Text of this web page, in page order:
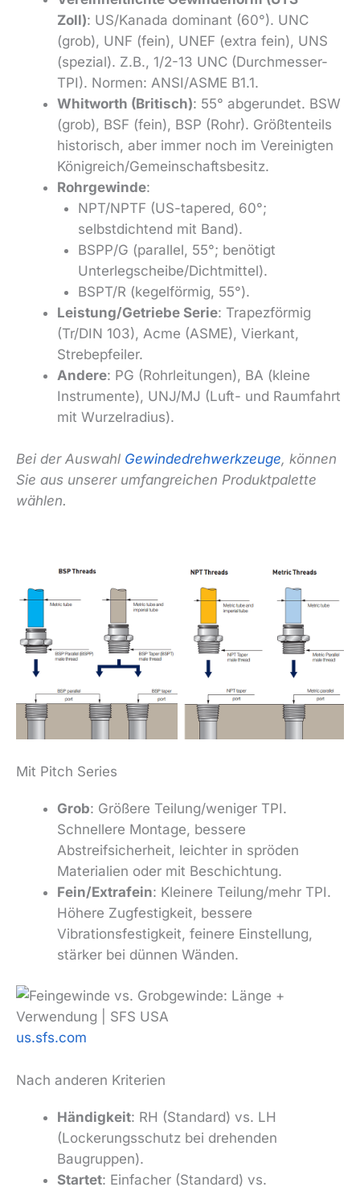
Zoll): US/Kanada dominant (60°). UNC
(grob), UNF (fein), UNEF (extra fein), UNS
(spezial). Z.B., 1/2-13 UNC (Durchmesser-
TPI). Normen: ANSI/ASME B1.1.
Whitworth (Britisch): 55° abgerundet. BSW
(grob), BSF (fein), BSP (Rohr). Größtenteils
historisch, aber immer noch im Vereinigten
Königreich/Gemeinschaftsbesitz.
Rohrgewinde:
NPT/NPTF (US-tapered, 60°;
selbstdichtend mit Band).
BSPP/G (parallel, 55°; benötigt
Unterlegscheibe/Dichtmittel).
BSPT/R (kegelförmig, 55°).
Leistung/Getriebe Serie: Trapezförmig
(Tr/DIN 103), Acme (ASME), Vierkant,
Strebepfeiler.
Andere: PG (Rohrleitungen), BA (kleine
Instrumente), UNJ/MJ (Luft- und Raumfahrt
mit Wurzelradius).
Bei der Auswahl Gewindedrehwerkzeuge, können
Sie aus unserer umfangreichen Produktpalette
wählen.
Mit Pitch Series
Grob: Größere Teilung/weniger TPI.
Schnellere Montage, bessere
Abstreifsicherheit, leichter in spröden
Materialien oder mit Beschichtung.
Fein/Extrafein: Kleinere Teilung/mehr TPI.
Höhere Zugfestigkeit, bessere
Vibrationsfestigkeit, feinere Einstellung,
stärker bei dünnen Wänden.
us.sfs.com
Nach anderen Kriterien
Händigkeit: RH (Standard) vs. LH
(Lockerungsschutz bei drehenden
Baugruppen).
Startet: Einfacher (Standard) vs.